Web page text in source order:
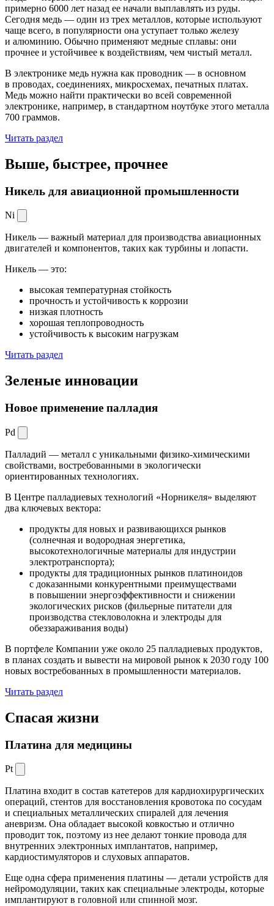
примерно 6000 лет назад ее начали выплавлять из руды.
Сегодня медь — один из трех металлов, которые используют
чаще всего, в популярности она уступает только железу
и алюминию. Обычно применяют медные сплавы: они
прочнее и устойчивее к воздействиям, чем чистый металл.
В электронике медь нужна как проводник — в основном
в проводах, соединениях, микросхемах, печатных платах.
Медь можно найти практически во всей современной
электронике, например, в стандартном ноутбуке этого металла
700 граммов.
Читать раздел
Выше, быстрее, прочнее
Никель для авиационной промышленности
Ni
Никель — важный материал для производства авиационных
двигателей и компонентов, таких как турбины и лопасти.
Никель — это:
высокая температурная стойкость
прочность и устойчивость к коррозии
низкая плотность
хорошая теплопроводность
устойчивость к высоким нагрузкам
Читать раздел
Зеленые инновации
Новое применение палладия
Pd
Палладий — металл с уникальными физико-химическими
свойствами, востребованными в экологически
ориентированных технологиях.
В Центре палладиевых технологий «Норникеля» выделяют
два ключевых вектора:
продукты для новых и развивающихся рынков
(солнечная и водородная энергетика,
высокотехнологичные материалы для индустрии
электротранспорта);
продукты для традиционных рынков платиноидов
с доказанными конкурентными преимуществами
в повышении энергоэффективности и снижении
экологических рисков (фильерные питатели для
производства стекловолокна и электроды для
обеззараживания воды)
В портфеле Компании уже около 25 палладиевых продуктов,
в планах создать и вывести на мировой рынок к 2030 году 100
новых востребованных в промышленности материалов.
Читать раздел
Спасая жизни
Платина для медицины
Pt
Платина входит в состав катетеров для кардиохирургических
операций, стентов для восстановления кровотока по сосудам
и специальных металлических спиралей для лечения
аневризм. Она обладает высокой ковкостью и отлично
проводит ток, поэтому из нее делают тонкие провода для
внутренних электронных имплантатов, например,
кардиостимуляторов и слуховых аппаратов.
Еще одна сфера применения платины — детали устройств для
нейромодуляции, таких как специальные электроды, которые
имплантируют в головной или спинной мозг.